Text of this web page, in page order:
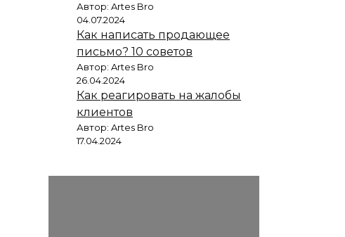
Автор: Artes Bro
04.07.2024
Как написать продающее
письмо? 10 советов
Автор: Artes Bro
26.04.2024
Как реагировать на жалобы
клиентов
Автор: Artes Bro
17.04.2024